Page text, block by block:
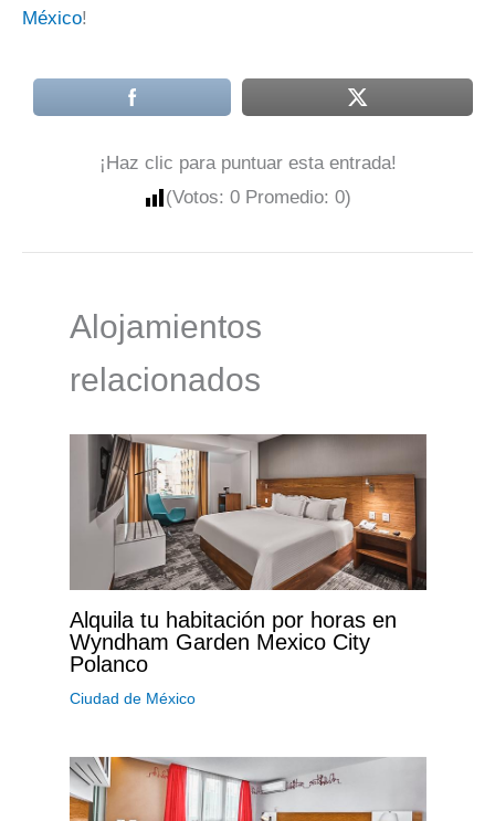
México!
¡Haz clic para puntuar esta entrada!
(Votos: 0 Promedio: 0)
Alojamientos
relacionados
Alquila tu habitación por horas en
Wyndham Garden Mexico City
Polanco
Ciudad de México